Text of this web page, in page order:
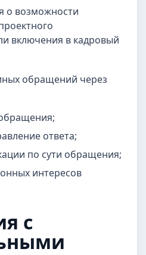
о возможности
включения в кадровый
обращений через
ответа;
по сути обращения;
интересов
с